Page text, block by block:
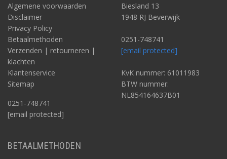
Algemene voorwaarden
Disclaimer
Privacy Policy
Betaalmethoden
Verzenden | retourneren |
klachten
Klantenservice
Sitemap
0251-748741
[email protected]
Biesland 13
1948 RJ Beverwijk
0251-748741
[email protected]
KvK nummer: 61011983
BTW nummer:
NL854164637B01
BETAALMETHODEN